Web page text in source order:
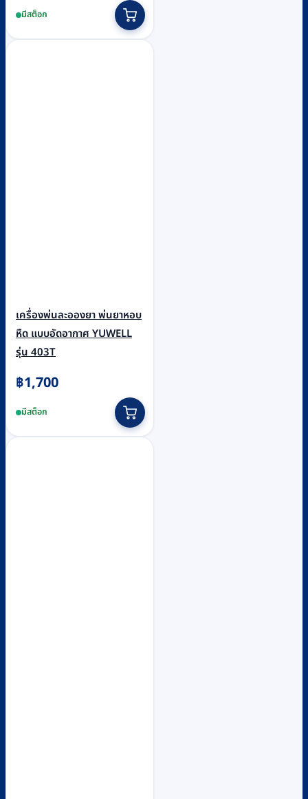
มีสต็อก
เครื่องพ่นละอองยา พ่นยาหอบ
หืด แบบอัดอากาศ YUWELL
รุ่น 403T
฿1,700
มีสต็อก